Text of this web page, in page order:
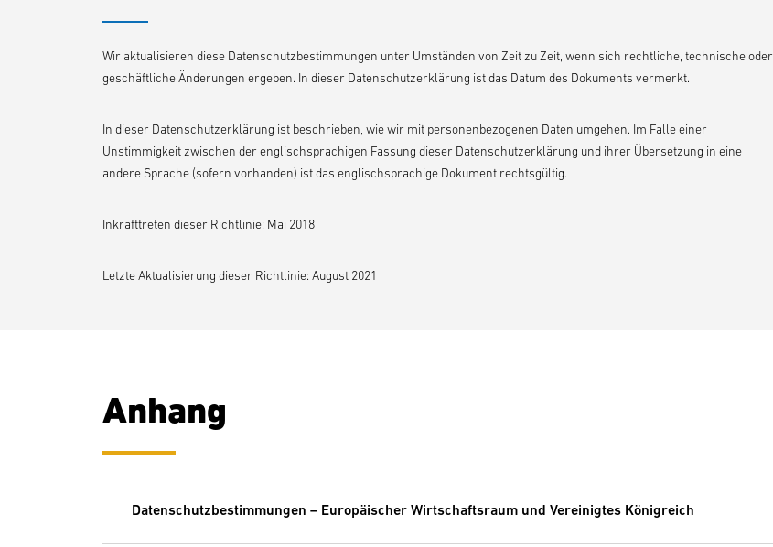
Wir aktualisieren diese Datenschutzbestimmungen unter Umständen von Zeit zu Zeit, wenn sich rechtliche, technische oder
geschäftliche Änderungen ergeben. In dieser Datenschutzerklärung ist das Datum des Dokuments vermerkt.
In dieser Datenschutzerklärung ist beschrieben, wie wir mit personenbezogenen Daten umgehen. Im Falle einer
Unstimmigkeit zwischen der englischsprachigen Fassung dieser Datenschutzerklärung und ihrer Übersetzung in eine
andere Sprache (sofern vorhanden) ist das englischsprachige Dokument rechtsgültig.
Inkrafttreten dieser Richtlinie: Mai 2018
Letzte Aktualisierung dieser Richtlinie: August 2021
Anhang
Datenschutzbestimmungen – Europäischer Wirtschaftsraum und Vereinigtes Königreich